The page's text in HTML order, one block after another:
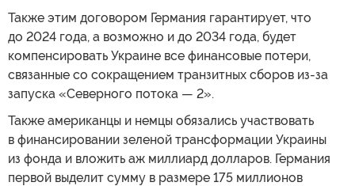
Также этим договором Германия гарантирует, что
до 2024 года, а возможно и до 2034 года, будет
компенсировать Украине все финансовые потери,
связанные со сокращением транзитных сборов из-за
запуска «Северного потока — 2».
Также американцы и немцы обязались участвовать
в финансировании зеленой трансформации Украины
из фонда и вложить аж миллиард долларов. Германия
первой выделит сумму в размере 175 миллионов